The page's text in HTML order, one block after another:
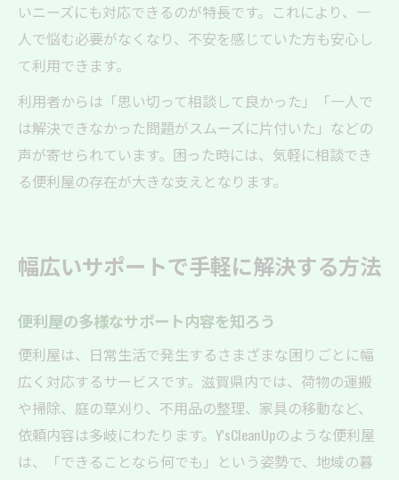
いニーズにも対応できるのが特長です。これにより、一
人で悩む必要がなくなり、不安を感じていた方も安心し
て利用できます。
利用者からは「思い切って相談して良かった」「一人で
は解決できなかった問題がスムーズに片付いた」などの
声が寄せられています。困った時には、気軽に相談でき
る便利屋の存在が大きな支えとなります。
幅広いサポートで手軽に解決する方法
便利屋の多様なサポート内容を知ろう
便利屋は、日常生活で発生するさまざまな困りごとに幅
広く対応するサービスです。滋賀県内では、荷物の運搬
や掃除、庭の草刈り、不用品の整理、家具の移動など、
依頼内容は多岐にわたります。Y'sCleanUpのような便利屋
は、「できることなら何でも」という姿勢で、地域の暮